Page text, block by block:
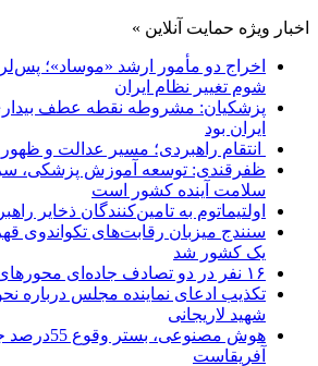
اخبار ویژه حمایت آنلاین »
اخراج دو مأمور ارشد «موساد»؛
شوم تغییر نظام ایران
پزشکیان: مشروطه نقطه عطف
ایران بود
انتقام راهبردی؛ مسیر عدالت و ظهور
ظفرقندی: توسعه آموزش پزشکی،
سلامت آینده کشور است
اولتیماتوم به تامین‌کنندگان ذخایر
سنندج میزبان رقابت‌های تکواندوی
یک کشور شد
۱۶ نفر در دو تصادف جاده‌ای محورهای ساوه مصدوم شدند
تکذیب ادعای نماینده مجلس درباره
شهید لاریجانی
هوش مصنوعی،
آفریقاست